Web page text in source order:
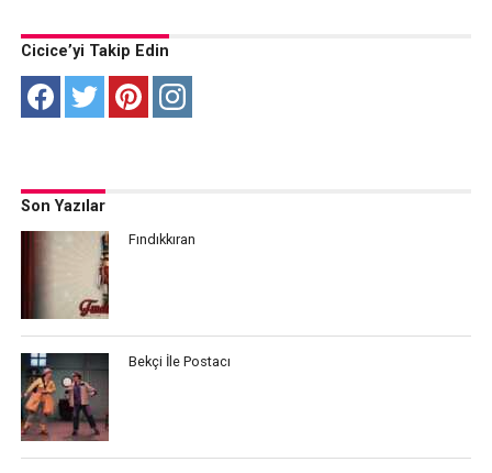
Cicice’yi Takip Edin
Son Yazılar
Fındıkkıran
Bekçi İle Postacı